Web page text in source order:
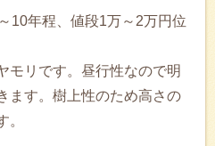
10年程、値段1万～2万円位
モリです。昼行性なので明
ます。樹上性のため高さの
。